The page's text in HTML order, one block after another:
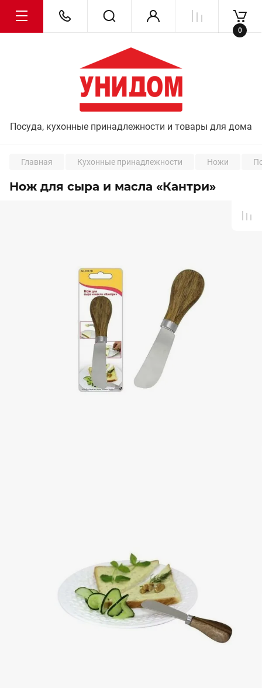
Посуда, кухонные принадлежности и товары для дома
0
Главная Кухонные принадлежности Ножи
Нож для сыра и масла «Кантри»